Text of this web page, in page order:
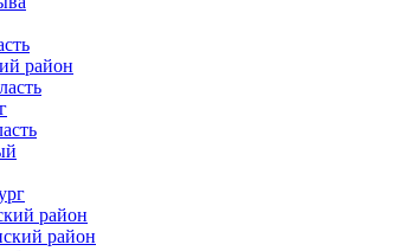
район
район
район